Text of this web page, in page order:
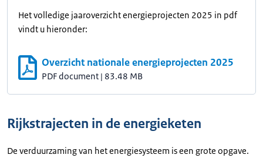
Het volledige jaaroverzicht energieprojecten 2025 in pdf
vindt u hieronder:
Overzicht nationale energieprojecten 2025
PDF document | 83.48 MB
Rijkstrajecten in de energieketen
De verduurzaming van het energiesysteem is een grote opgave.